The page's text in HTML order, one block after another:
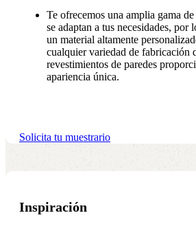
Te ofrecemos una amplia gama
se adaptan a tus necesidades, por
un material altamente
cualquier variedad de fabricación
revestimientos de paredes
apariencia única.
Solicita tu muestrario
Inspiración